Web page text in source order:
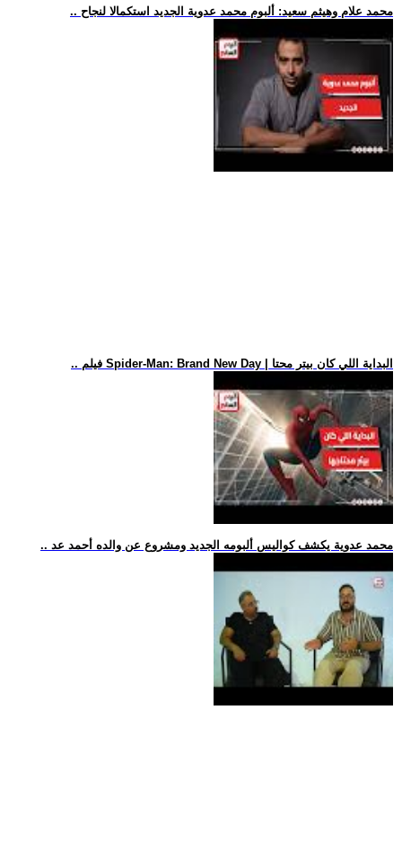
.. محمد علام وهيثم سعيد: ألبوم محمد عدوية الجديد استكمالا لنجاح
.. فيلم Spider-Man: Brand New Day | البداية اللي كان بيتر محتا
.. محمد عدوية يكشف كواليس ألبومه الجديد ومشروع عن والده أحمد عد